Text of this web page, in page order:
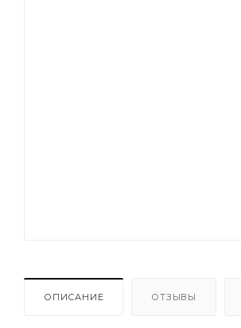
ОПИСАНИЕ ОТЗЫВЫ